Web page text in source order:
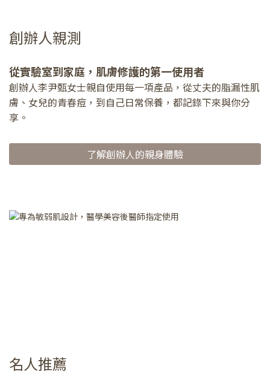
創辦人親測
從實驗室到家庭，肌膚修護的第一使用者
創辦人李尹甄女士親自使用每一項產品，從丈夫的脂漏性肌
膚、女兒的青春痘，到自己日常保養，都記錄下來與你分
享。
了解創辦人的親身體驗
名人推薦